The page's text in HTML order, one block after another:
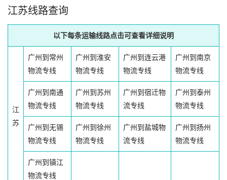
江苏线路查询
以下每条运输线路点击可查看详细说明
江
苏
广州到常州
物流专线
广州到淮安
物流专线
广州到连云港
物流专线
广州到南京
物流专线
广州到南通
物流专线
广州到苏州
物流专线
广州到宿迁物
流专线
广州到泰州
物流专线
广州到无锡
物流专线
广州到徐州
物流专线
广州到盐城物
流专线
广州到扬州
物流专线
广州到镇江
物流专线